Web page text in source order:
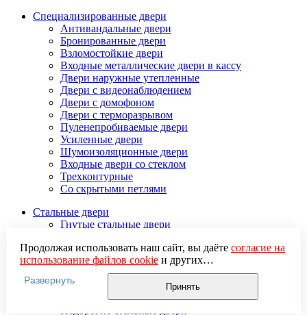
Специализированные двери
Антивандальные двери
Бронированные двери
Взломостойкие двери
Входные металлические двери в кассу
Двери наружные утепленные
Двери с видеонаблюдением
Двери с домофоном
Двери с терморазрывом
Пуленепробиваемые двери
Усиленные двери
Шумоизоляционные двери
Входные двери со стеклом
Трехконтурные
Со скрытыми петлями
Стальные двери
Гнутые стальные двери
Двери стальные распашные
Стальные двери для улицы
Двери стальные утепленные
Дверь стальная двупольная
Наружные стальные двери
Продолжая использовать наш сайт, вы даёте согласие на
использование файлов cookieи других
пользовательских данных (включая IP-адрес, сведения о
местоположении, устройстве, действиях на сайте и т. п.)
для функционирования сайта, проведения
Развернуть
Принять